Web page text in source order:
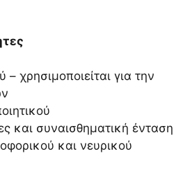
χρησιμοποιείται για την
και συναισθηματική ένταση
και νευρικού